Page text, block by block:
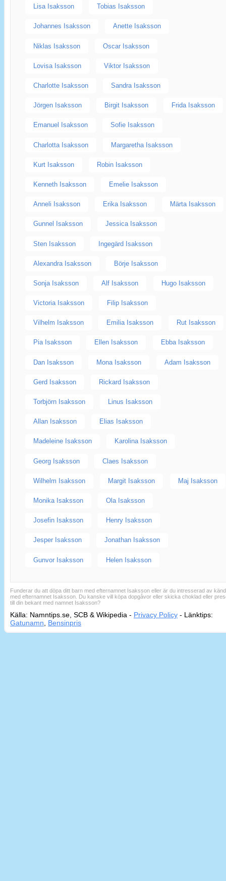
Lisa Isaksson Tobias Isaksson
Johannes Isaksson Anette Isaksson
Niklas Isaksson Oscar Isaksson
Lovisa Isaksson Viktor Isaksson
Charlotte Isaksson Sandra Isaksson
Jörgen Isaksson Birgit Isaksson Frida Isaksson
Emanuel Isaksson Sofie Isaksson
Charlotta Isaksson Margaretha Isaksson
Kurt Isaksson Robin Isaksson
Kenneth Isaksson Emelie Isaksson
Anneli Isaksson Erika Isaksson Märta Isaksson
Gunnel Isaksson Jessica Isaksson
Sten Isaksson Ingegärd Isaksson
Alexandra Isaksson Börje Isaksson
Sonja Isaksson Alf Isaksson Hugo Isaksson
Victoria Isaksson Filip Isaksson
Vilhelm Isaksson Emilia Isaksson Rut Isaksson
Pia Isaksson Ellen Isaksson Ebba Isaksson
Dan Isaksson Mona Isaksson Adam Isaksson
Gerd Isaksson Rickard Isaksson
Torbjörn Isaksson Linus Isaksson
Allan Isaksson Elias Isaksson
Madeleine Isaksson Karolina Isaksson
Georg Isaksson Claes Isaksson
Wilhelm Isaksson Margit Isaksson Maj Isaksson
Monika Isaksson Ola Isaksson
Josefin Isaksson Henry Isaksson
Jesper Isaksson Jonathan Isaksson
Gunvor Isaksson Helen Isaksson
Funderar du att döpa ditt barn med efternamnet Isaksson eller är du intresserad av
med efternamnet Isaksson. Du kanske vill köpa dopgåvor eller skicka choklad eller
till din bekant med namnet Isaksson?
Källa: Namntips.se, SCB & Wikipedia - Privacy Policy - Länktips:
Gatunamn
Bensinpris